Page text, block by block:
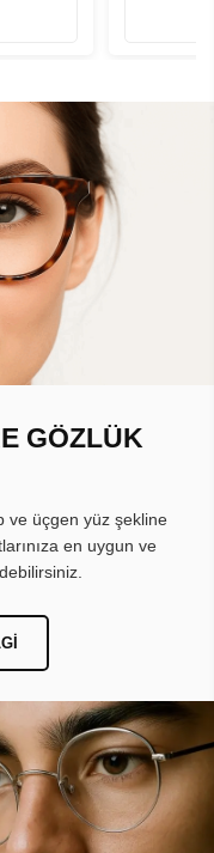
GÖZLÜK
ve üçgen yüz şekline
en uygun ve